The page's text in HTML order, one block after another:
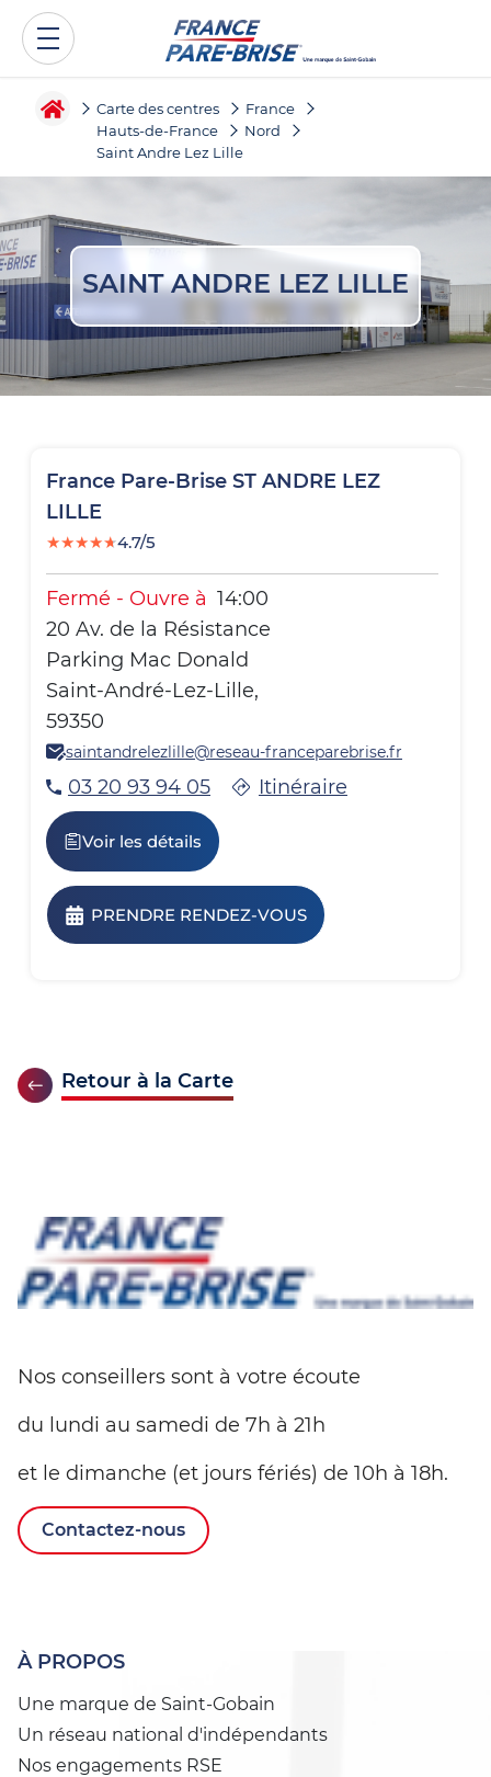
Carte des centres
France
Hauts-de-France
Nord
Saint Andre Lez Lille
SAINT ANDRE LEZ LILLE
France Pare-Brise ST ANDRE LEZ
LILLE
★★★★★4.7/5
Fermé - Ouvre à 14:00
20 Av. de la Résistance
Parking Mac Donald
Saint-André-Lez-Lille,
59350
saintandrelezlille@reseau-franceparebrise.fr
03 20 93 94 05 Itinéraire
Voir les détails
PRENDRE RENDEZ-VOUS
Retour à la Carte
Nos conseillers sont à votre écoute
du lundi au samedi de 7h à 21h
et le dimanche (et jours fériés) de 10h à 18h.
Contactez-nous
À PROPOS
Une marque de Saint-Gobain
Un réseau national d'indépendants
Nos engagements RSE